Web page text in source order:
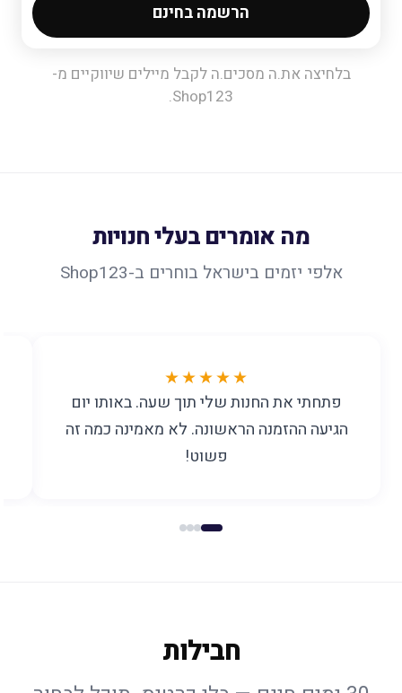
הרשמה בחינם
בלחיצה את.ה מסכים.ה לקבל מיילים שיווקיים מ-
Shop123.
מה אומרים בעלי חנויות
אלפי יזמים בישראל בוחרים ב-Shop123
★★★★★
פתחתי את החנות שלי תוך שעה. באותו יום
הגיעה ההזמנה הראשונה. לא מאמינה כמה זה
פשוט!
חבילות